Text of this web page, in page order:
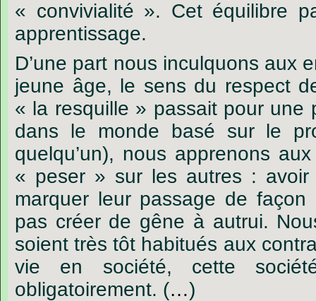
« convivialité ». Cet équilibre
apprentissage.
D’une part nous inculquons aux
jeune âge, le sens du respect
« la resquille » passait pour une
dans
le monde basé sur le
quelqu’un), nous apprenons aux
« peser » sur les autres : avoir
marquer leur passage de façon
pas créer de gêne à autrui.
soient très tôt habitués aux
vie
en société, cette
obligatoirement. (…)